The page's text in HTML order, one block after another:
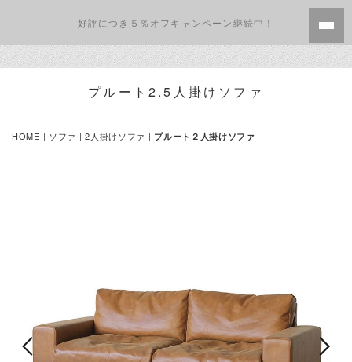
好評につき５％オフキャンペーン継続中！
プルート2.5人掛けソファ
HOME | ソファ |2人掛けソファ | プルート２人掛けソファ